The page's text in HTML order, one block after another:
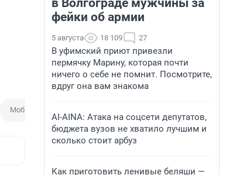
Мобильные гаджеты
в Волгограде мужчины за
фейки об армии
5 августа 18 109 27
В уфимский приют привезли
пермячку Марину, которая почти
ничего о себе не помнит. Посмотрите,
вдруг она вам знакома
AI-AINA: Атака на соцсети депутатов,
бюджета вузов не хватило лучшим и
сколько стоит арбуз
Как приготовить ленивые беляши —